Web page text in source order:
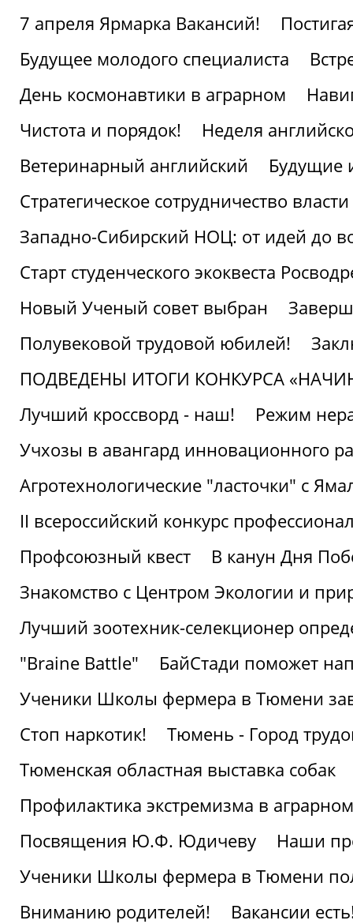
7 апреля Ярмарка Вакансий!
Будущее молодого специалиста
День космонавтики в аграрном
Чистота и порядок!
Неделя
Ветеринарный английский
Будущие
Стратегическое сотрудничество
Западно-Сибирский НОЦ: от идей до
Старт студенческого экоквеста
Новый Ученый совет выбран
Полувековой трудовой юбилей!
ПОДВЕДЕНЫ ИТОГИ КОНКУРСА
Лучший кроссворд - наш!
Режим
Учхозы в авангард инновационного
Агротехнологические "ласточки" с
II всероссийский конкурс
Профсоюзный квест
В канун Дня
Знакомство с Центром Экологии и
Лучший зоотехник-селекционер
"Braine Battle"
БайСтади поможет
Ученики Школы фермера в Тюмени
Стоп наркотик!
Тюмень - Город
Тюменская областная выставка собак
Профилактика экстремизма в аграрном
Посвящения Ю.Ф. Юдичеву
Наши
Ученики Школы фермера в Тюмени
Вниманию родителей!
Вакансии